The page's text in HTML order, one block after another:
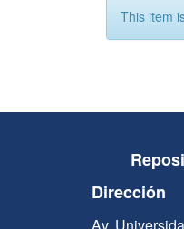
This item
Dirección